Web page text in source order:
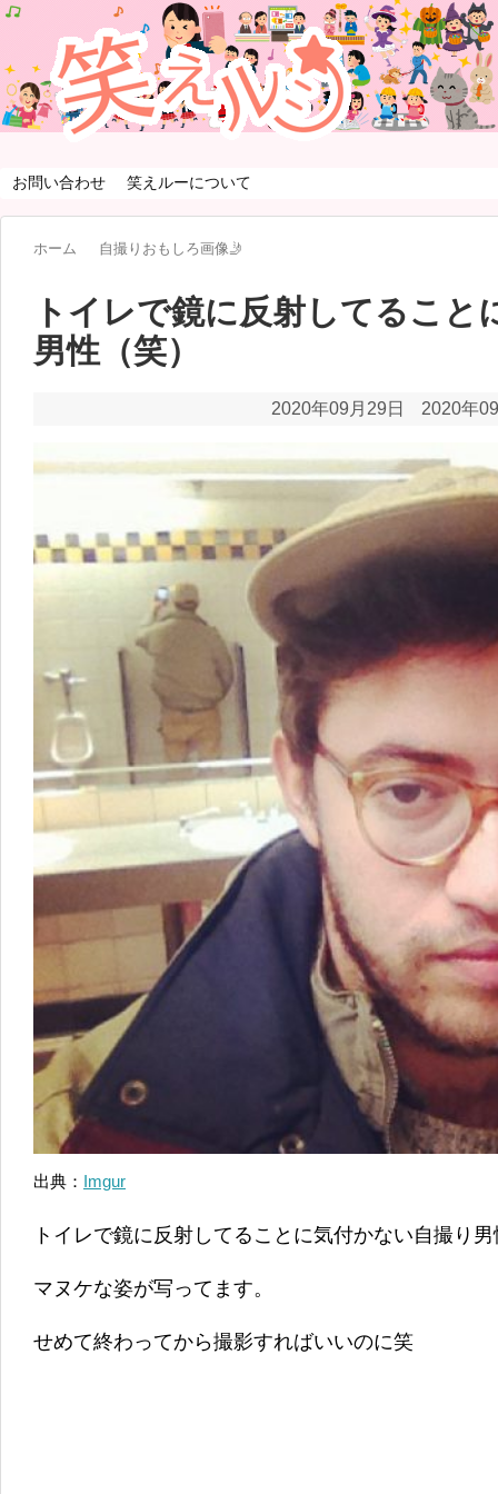
お問い合わせ 笑えルーについて
ホーム 自撮りおもしろ画像🤳
トイレで鏡に反射してること
男性（笑）
2020年09月29日 2020年
出典： Imgur
トイレで鏡に反射してることに気付かない自撮り
マヌケな姿が写ってます。
せめて終わってから撮影すればいいのに笑